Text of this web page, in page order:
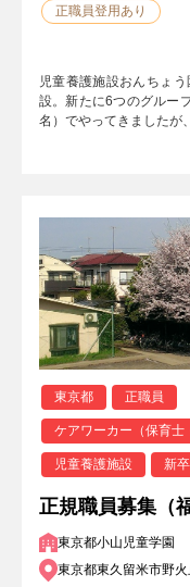
正職員登用あり
児童養護施設おんちょ
設。新たに6つのグルー
名）でやってきましたが
東京都 正職員
ケアワーカー（保育士
児童養護施設 新卒
正規職員募集（
東京都小山児童学園
東京都東久留米市野